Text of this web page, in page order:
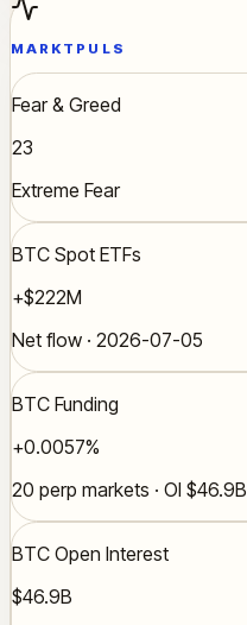
MARKTPULS
Fear & Greed
23
Extreme Fear
BTC Spot ETFs
+$222M
Net flow · 2026-07-05
BTC Funding
+0.0057%
20 perp markets · OI $46.9B
BTC Open Interest
$46.9B